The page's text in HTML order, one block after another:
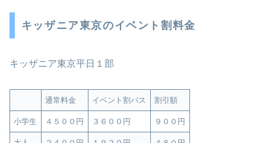
キッザニア東京のイベント割料金
キッザニア東京平日１部
通常料金 イベント割パス 割引額
小学生 ４５００円 ３６００円 ９００円